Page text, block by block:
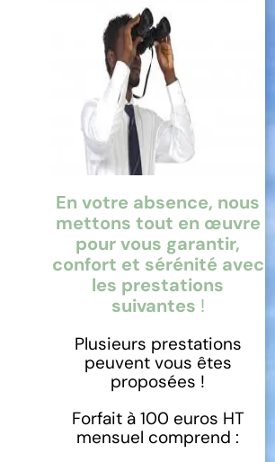
En votre absence, nous
mettons tout en œuvre
pour vous garantir,
confort et sérénité avec
les prestations
suivantes !
Plusieurs prestations
peuvent vous êtes
proposées !
Forfait à 100 euros HT
mensuel comprend :